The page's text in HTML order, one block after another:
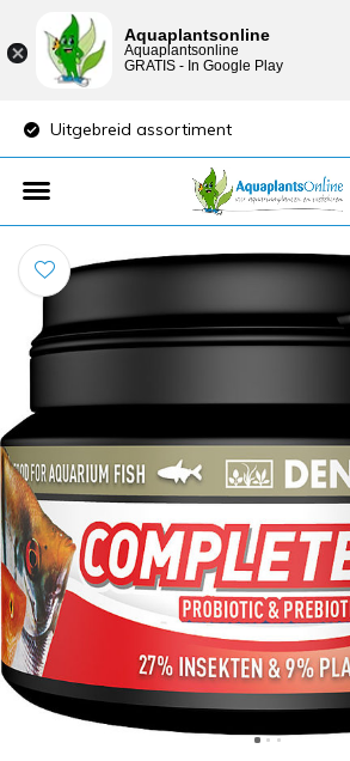
Uitgebreid assortiment
Aquaplantsonline
Aquaplantsonline
GRATIS - In Google Play